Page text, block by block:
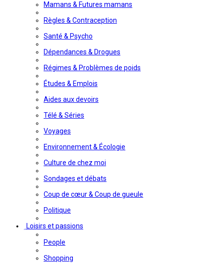
Mamans & Futures mamans
Règles & Contraception
Santé & Psycho
Dépendances & Drogues
Régimes & Problèmes de poids
Études & Emplois
Aides aux devoirs
Télé & Séries
Voyages
Environnement & Écologie
Culture de chez moi
Sondages et débats
Coup de cœur & Coup de gueule
Politique
Loisirs et passions
People
Shopping